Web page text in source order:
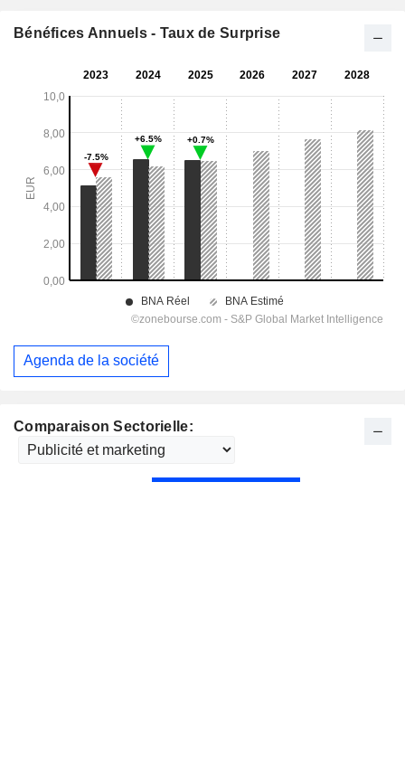
Comparaison Sectorielle:
Bénéfices Annuels - Taux de Surprise
Agenda de la société